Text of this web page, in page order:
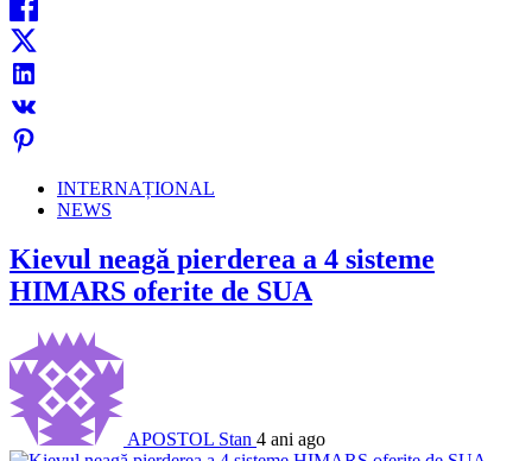
INTERNAȚIONAL
NEWS
Kievul neagă pierderea a 4 sisteme
HIMARS oferite de SUA
APOSTOL Stan 4 ani ago